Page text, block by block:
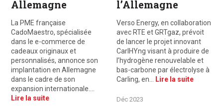
Allemagne
La PME française
CadoMaestro, spécialisée
dans le e-commerce de
cadeaux originaux et
personnalisés, annonce son
implantation en Allemagne
dans le cadre de son
expansion internationale.…
Lire la suite
l’Allemagne
Verso Energy, en collaboration
avec RTE et GRTgaz, prévoit
de lancer le projet innovant
CarlHYng visant à produire de
l’hydrogène renouvelable et
bas-carbone par électrolyse à
Carling, en…
Lire la suite
Déc 2023